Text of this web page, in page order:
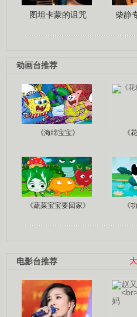
图坦卡蒙的诅咒 柴静
动画台推荐
《海绵宝宝》 《
《蔬菜宝宝要回家》 《
电影台推荐